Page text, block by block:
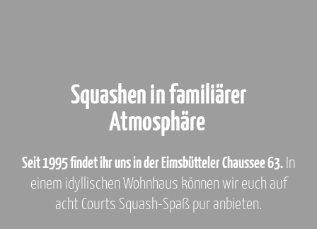
Squashen in familiärer
Atmosphäre
Seit 1995 findet ihr uns in der Eimsbütteler Chaussee 63. In
einem idyllischen Wohnhaus können wir euch auf
acht Courts Squash-Spaß pur anbieten.